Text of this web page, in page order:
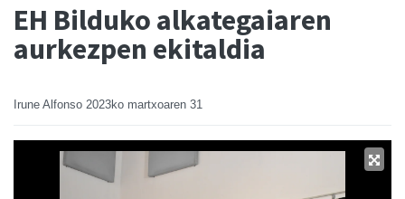
EH Bilduko alkategaiaren
aurkezpen ekitaldia
Irune Alfonso 2023ko martxoaren 31